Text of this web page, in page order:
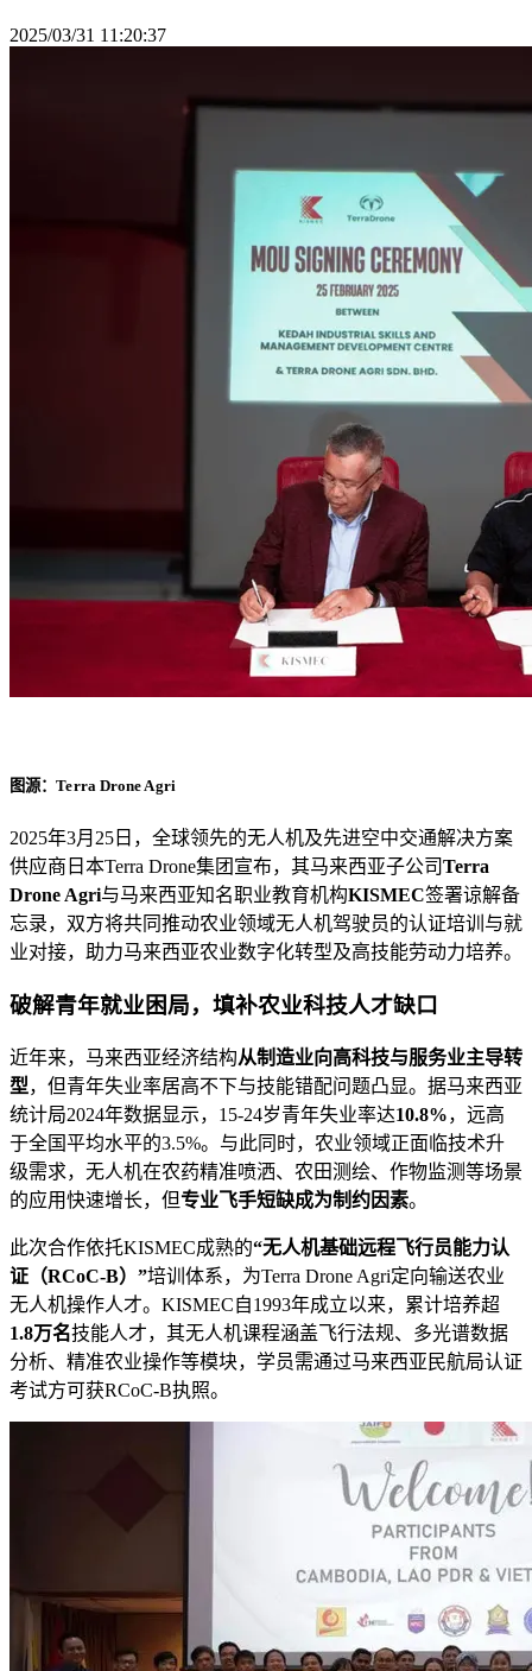
2025/03/31 11:20:37
图源：Terra Drone Agri
2025年3月25日，全球领先的无人机及先进空中交通解决方案
供应商日本Terra Drone集团宣布，其马来西亚子公司Terra
Drone Agri与马来西亚知名职业教育机构KISMEC签署谅解备
忘录，双方将共同推动农业领域无人机驾驶员的认证培训与就
业对接，助力马来西亚农业数字化转型及高技能劳动力培养。
破解青年就业困局，填补农业科技人才缺口
近年来，马来西亚经济结构从制造业向高科技与服务业主导转
型，但青年失业率居高不下与技能错配问题凸显。据马来西亚
统计局2024年数据显示，15-24岁青年失业率达10.8%，远高
于全国平均水平的3.5%。与此同时，农业领域正面临技术升
级需求，无人机在农药精准喷洒、农田测绘、作物监测等场景
的应用快速增长，但专业飞手短缺成为制约因素。
此次合作依托KISMEC成熟的“无人机基础远程飞行员能力认
证（RCoC-B）”培训体系，为Terra Drone Agri定向输送农业
无人机操作人才。KISMEC自1993年成立以来，累计培养超
1.8万名技能人才，其无人机课程涵盖飞行法规、多光谱数据
分析、精准农业操作等模块，学员需通过马来西亚民航局认证
考试方可获RCoC-B执照。